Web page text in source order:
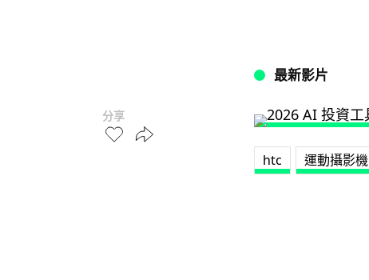
分享
最新影片
htc 運動攝影機